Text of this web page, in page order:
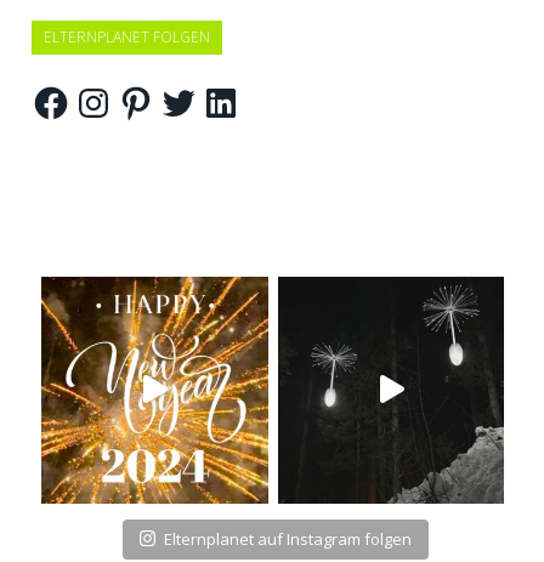
ELTERNPLANET FOLGEN
FacebookInstagramPinterestTwitterLinkedIn
Elternplanet auf Instagram folgen